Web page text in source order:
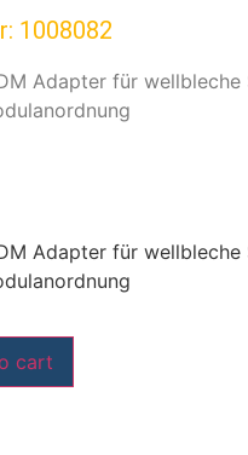
1008082
Adapter für
Adapter für
cart